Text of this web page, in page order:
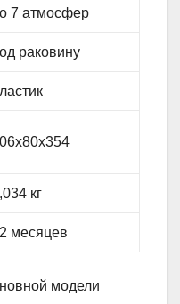
7 атмосфер
раковину
кг
месяцев
модели